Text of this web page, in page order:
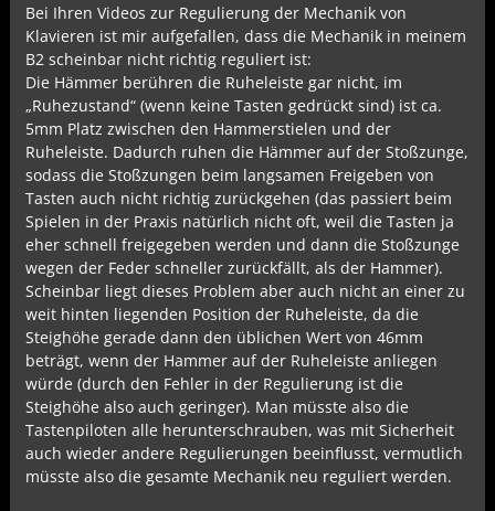
Bei Ihren Videos zur Regulierung der Mechanik von
Klavieren ist mir aufgefallen, dass die Mechanik in meinem
B2 scheinbar nicht richtig reguliert ist:
Die Hämmer berühren die Ruheleiste gar nicht, im
„Ruhezustand“ (wenn keine Tasten gedrückt sind) ist ca.
5mm Platz zwischen den Hammerstielen und der
Ruheleiste. Dadurch ruhen die Hämmer auf der Stoßzunge,
sodass die Stoßzungen beim langsamen Freigeben von
Tasten auch nicht richtig zurückgehen (das passiert beim
Spielen in der Praxis natürlich nicht oft, weil die Tasten ja
eher schnell freigegeben werden und dann die Stoßzunge
wegen der Feder schneller zurückfällt, als der Hammer).
Scheinbar liegt dieses Problem aber auch nicht an einer zu
weit hinten liegenden Position der Ruheleiste, da die
Steighöhe gerade dann den üblichen Wert von 46mm
beträgt, wenn der Hammer auf der Ruheleiste anliegen
würde (durch den Fehler in der Regulierung ist die
Steighöhe also auch geringer). Man müsste also die
Tastenpiloten alle herunterschrauben, was mit Sicherheit
auch wieder andere Regulierungen beeinflusst, vermutlich
müsste also die gesamte Mechanik neu reguliert werden.